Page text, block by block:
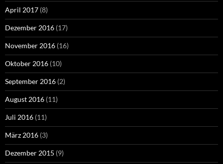
April 2017 (8)
Dezember 2016 (17)
November 2016 (16)
Oktober 2016 (10)
September 2016 (2)
August 2016 (11)
Juli 2016 (11)
März 2016 (3)
Dezember 2015 (9)